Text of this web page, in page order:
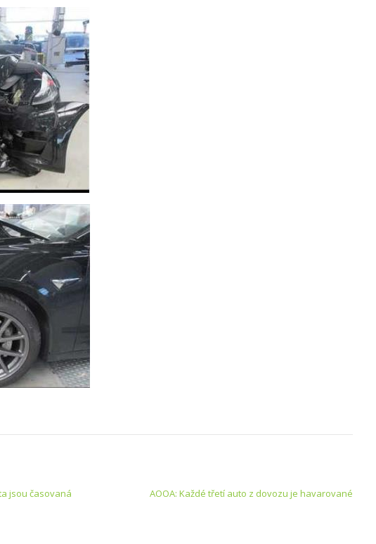
jsou časovaná
AOOA: Každé třetí auto z dovozu je havarované